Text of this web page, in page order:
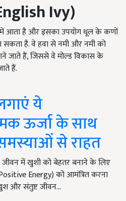
Ivy)
में आता है और इसका उपयोग धूल के कणों
सकता है. वे हवा से नमी और नमी को
जाते हैं, जिससे वे मोल्ड विकास के
हैं.
ये
ऊर्जा के साथ
से राहत
जीवन में खुशी को बेहतर बनाने के लिए
Energy) को आमंत्रित करना
और संतुष्ट जीवन…